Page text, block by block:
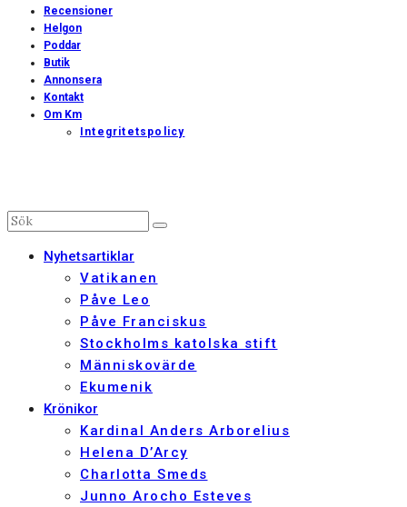
Recensioner
Helgon
Poddar
Butik
Annonsera
Kontakt
Om Km
Integritetspolicy
Nyhetsartiklar
Vatikanen
Påve Leo
Påve Franciskus
Stockholms katolska stift
Människovärde
Ekumenik
Krönikor
Kardinal Anders Arborelius
Helena D’Arcy
Charlotta Smeds
Junno Arocho Esteves